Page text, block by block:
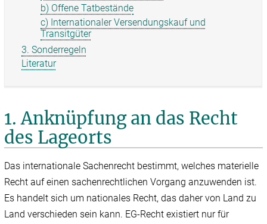
b) Offene Tatbestände
c) Internationaler Versendungskauf und
Transitgüter
3. Sonderregeln
Literatur
1. Anknüpfung an das Recht
des Lageorts
Das internationale Sachenrecht bestimmt, welches materielle
Recht auf einen sachenrechtlichen Vorgang anzuwenden ist.
Es handelt sich um nationales Recht, das daher von Land zu
Land verschieden sein kann. EG-Recht existiert nur für